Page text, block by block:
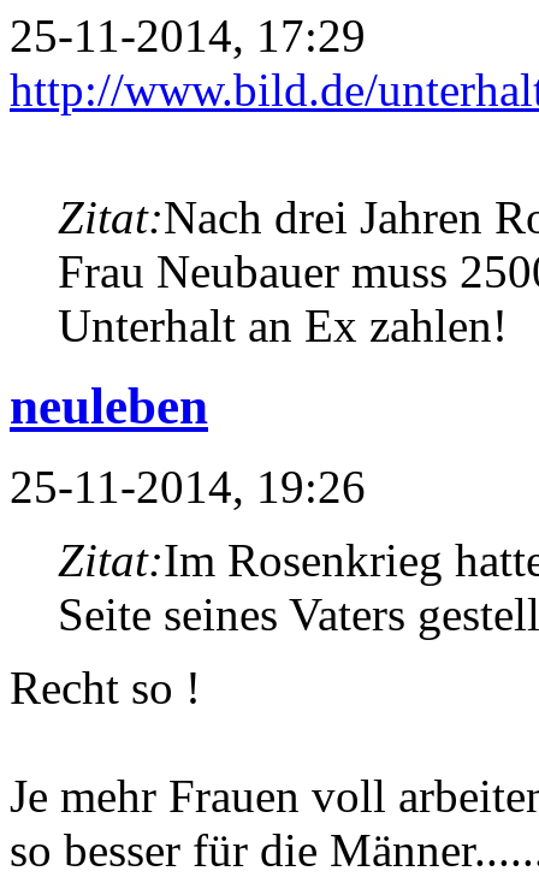
25-11-2014, 17:29
http://www.bild.de/
Zitat:Nach drei Jahren
Frau Neubauer muss
Unterhalt an Ex zahlen!
neuleben
25-11-2014, 19:26
Zitat:Im Rosenkrieg
Seite seines Vaters
Recht so !
Je mehr Frauen voll
so besser für die